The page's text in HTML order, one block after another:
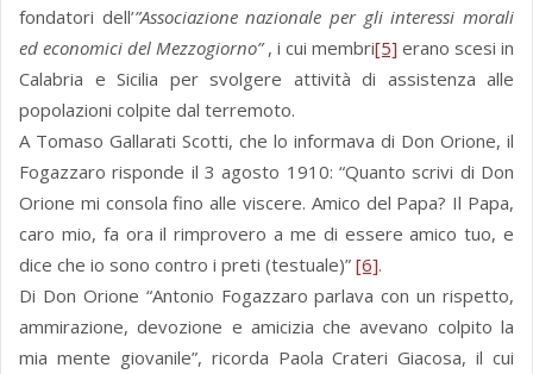
fondatori dell’”Associazione nazionale per gli interessi morali
ed economici del Mezzogiorno”, i cui membri[5] erano scesi in
Calabria e Sicilia per svolgere attività di assistenza alle
popolazioni colpite dal terremoto.
A Tomaso Gallarati Scotti, che lo informava di Don Orione, il
Fogazzaro risponde il 3 agosto 1910: “Quanto scrivi di Don
Orione mi consola fino alle viscere. Amico del Papa? Il Papa,
caro mio, fa ora il rimprovero a me di essere amico tuo, e
dice che io sono contro i preti (testuale)” [6].
Di Don Orione “Antonio Fogazzaro parlava con un rispetto,
ammirazione, devozione e amicizia che avevano colpito la
mia mente giovanile”, ricorda Paola Crateri Giacosa, il cui